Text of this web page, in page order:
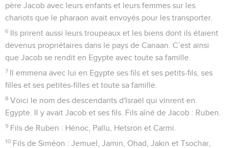
père Jacob avec leurs enfants et leurs femmes sur les
chariots que le pharaon avait envoyés pour les transporter.
6 Ils prirent aussi leurs troupeaux et les biens dont ils étaient
devenus propriétaires dans le pays de Canaan. C’est ainsi
que Jacob se rendit en Egypte avec toute sa famille.
7 Il emmena avec lui en Egypte ses fils et ses petits-fils, ses
filles et ses petites-filles et toute sa famille.
8 Voici le nom des descendants d'Israël qui vinrent en
Egypte. Il y avait Jacob et ses fils. Fils aîné de Jacob : Ruben.
9 Fils de Ruben : Hénoc, Pallu, Hetsron et Carmi.
10 Fils de Siméon : Jemuel, Jamin, Ohad, Jakin et Tsochar,